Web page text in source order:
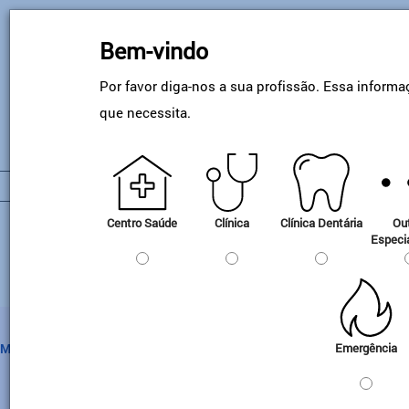
Skip
Bem-vindo
Por favor diga-nos a sua profissão. Essa
que necessita.
Centro Saúde Clínica Clínica Dentária
Emergência
Outros Gases
Medicamentos
OutrosMaterial
Alta